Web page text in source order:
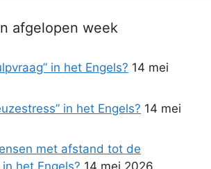
afgelopen week
in het Engels? 14 mei
in het Engels? 14 mei
met afstand tot de
het Engels? 14 mei 2026